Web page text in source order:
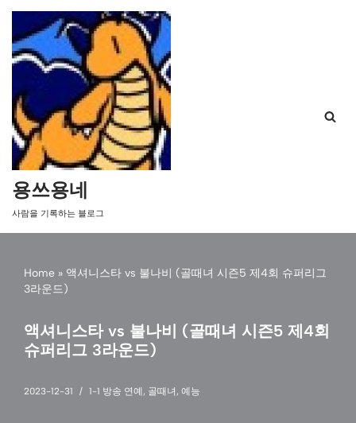
콘
텐
로
건
너
뛰
기
용쓰용네
사람을 기록하는 블로그
Home » 액셔니스타 vs 불나비 (골때녀 시즌5 제4회 슈퍼리그
3라운드)
액셔니스타 vs 불나비 (골때녀 시즌5 제4회
슈퍼리그 3라운드)
2023-12-31 1-1 방송 연예 , 골때녀 , 예능